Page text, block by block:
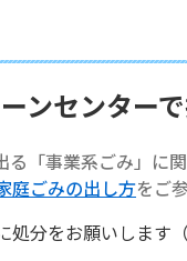
ンセンター
「事業系ごみ」に関
庭ごみの出し方をご
処分をお願いします（